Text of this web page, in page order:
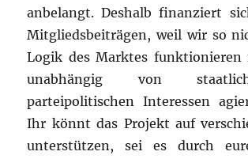
anbelangt. Deshalb finanziert
Mitgliedsbeiträgen, weil wir so
Logik des Marktes funktionieren
unabhängig von
parteipolitischen Interessen
Ihr könnt das Projekt auf
unterstützen, sei es durch